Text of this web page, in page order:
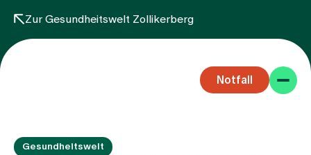
Zur Gesundheitswelt Zollikerberg
Notfall
Gesundheitswelt